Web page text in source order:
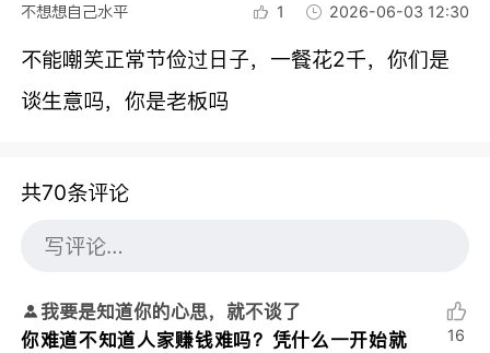
不想想自己水平 1 2026-06-03 12:30
不能嘲笑正常节俭过日子，一餐花2千，你们是
谈生意吗，你是老板吗
共70条评论
我要是知道你的心思，就不谈了
你难道不知道人家赚钱难吗？凭什么一开始就
16